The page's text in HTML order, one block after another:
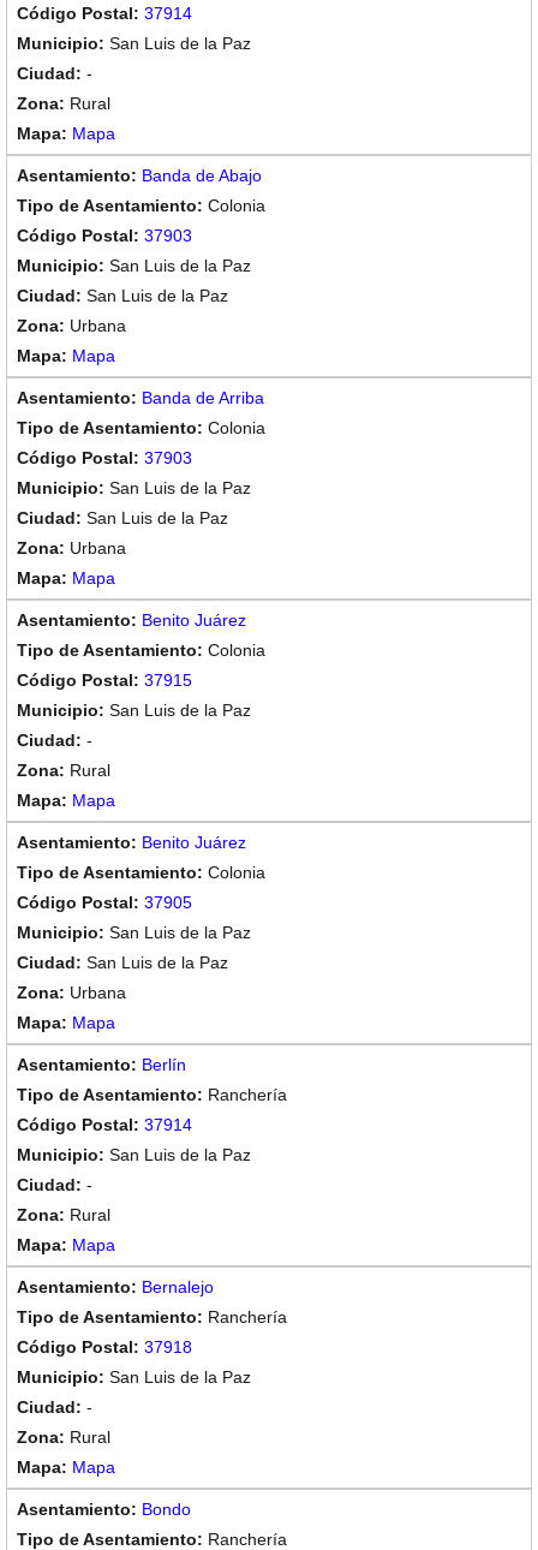
37914
San Luis de la Paz
-
Rural
Mapa
Banda de Abajo
Colonia
37903
San Luis de la Paz
San Luis de la Paz
Urbana
Mapa
Banda de Arriba
Colonia
37903
San Luis de la Paz
San Luis de la Paz
Urbana
Mapa
Benito Juárez
Colonia
37915
San Luis de la Paz
-
Rural
Mapa
Benito Juárez
Colonia
37905
San Luis de la Paz
San Luis de la Paz
Urbana
Mapa
Berlín
Ranchería
37914
San Luis de la Paz
-
Rural
Mapa
Bernalejo
Ranchería
37918
San Luis de la Paz
-
Rural
Mapa
Bondo
Ranchería